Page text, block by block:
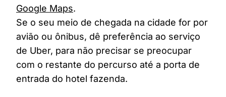
Google Maps.
Se o seu meio de chegada na cidade for por
avião ou ônibus, dê preferência ao serviço
de Uber, para não precisar se preocupar
com o restante do percurso até a porta de
entrada do hotel fazenda.